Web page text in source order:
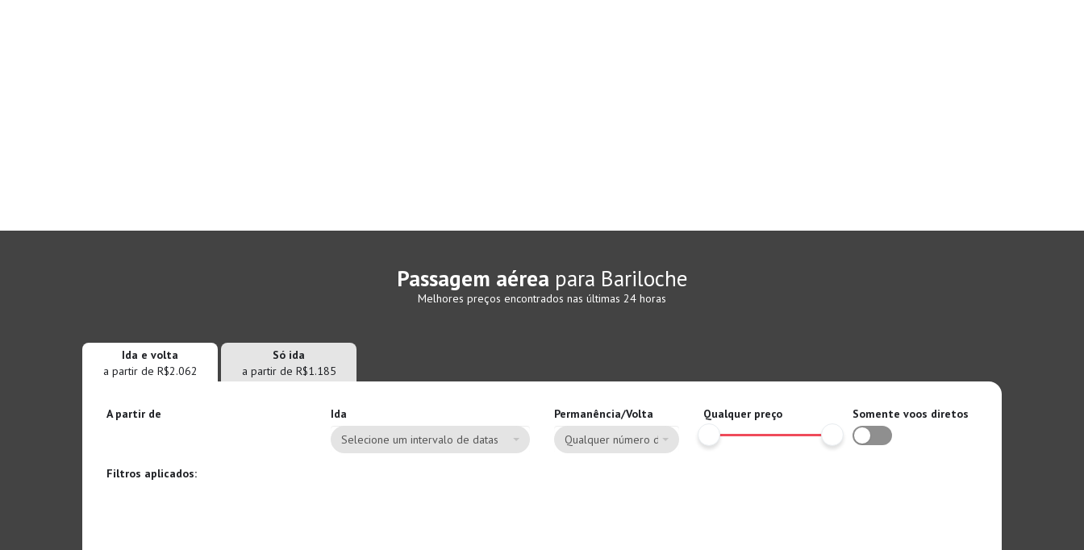
Passagem aérea para Bariloche
Melhores preços encontrados nas últimas 24 horas
Ida e volta
a partir de R$2.062
Só ida
a partir de R$1.185
A partir de Ida Permanência/Volta Qualquer preço
Somente voos diretos
Selecione um intervalo de datas
Qualquer número de dias
Filtros aplicados: